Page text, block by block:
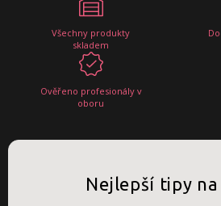
Všechny produkty
skladem
Ověřeno profesionály v
oboru
Nejlepší tipy